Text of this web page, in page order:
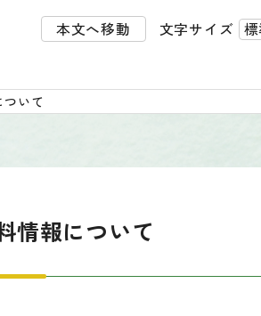
本文へ移動 文字サイズ
いて
情報について